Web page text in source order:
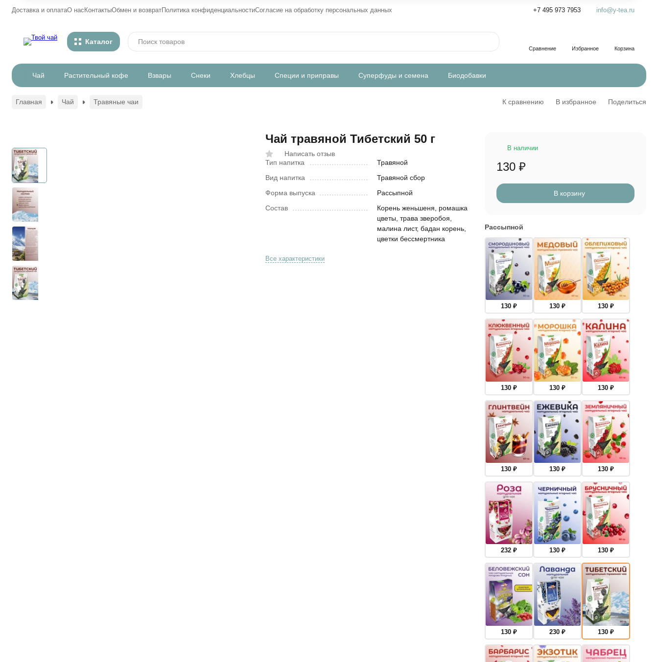
Доставка и оплатаО насКонтактыОбмен и возвратПолитика конфиденциальностиСогласие на обработку персональных данных +7 495 973 7953 info@y-tea.ru
Каталог
Сравнение Избранное Корзина
Чай Растительный кофе Взвары Снеки Хлебцы Специи и приправы Суперфуды и семена Биодобавки
Главная Чай Травяные чаи К сравнению В избранное Поделиться
Чай травяной Тибетский 50 г
Написать отзыв
Тип напитка
Травяной
Вид напитка
Травяной сбор
Форма выпуска
Рассыпной
Состав
Корень женьшеня, ромашка
цветы, трава зверобоя,
малина лист, бадан корень,
цветки бессмертника
Все характеристики
В наличии
130 ₽
В корзину
Рассыпной
130 ₽ 130 ₽ 130 ₽
130 ₽ 130 ₽ 130 ₽
130 ₽ 130 ₽ 130 ₽
232 ₽ 130 ₽ 130 ₽
130 ₽ 230 ₽ 130 ₽